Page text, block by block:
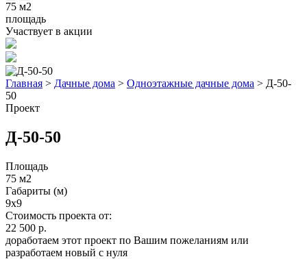
75 м2
площадь
Участвует в акции
Главная > Дачные дома > Одноэтажные дачные дома > Д-50-
50
Проект
Д-50-50
Площадь
75 м2
Габариты (м)
9x9
Стоимость проекта от:
22 500 р.
доработаем этот проект по Вашим пожеланиям или
разработаем новый с нуля